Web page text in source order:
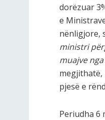
dorëzuar
e
nënligjore,
ministri
muajve
pjesë e
Periudha 6